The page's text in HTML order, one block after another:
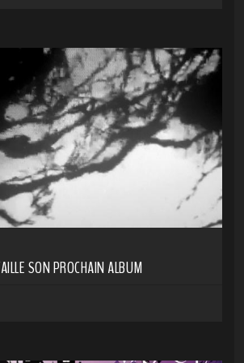
SON PROCHAIN ALBUM